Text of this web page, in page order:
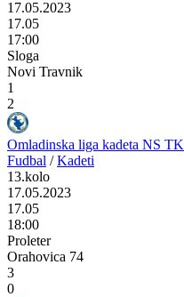
17.05.2023
17.05
17:00
Sloga
Novi Travnik
1
2
Omladinska liga kadeta NS TK
Fudbal / Kadeti
13.kolo
17.05.2023
17.05
18:00
Proleter
Orahovica 74
3
0